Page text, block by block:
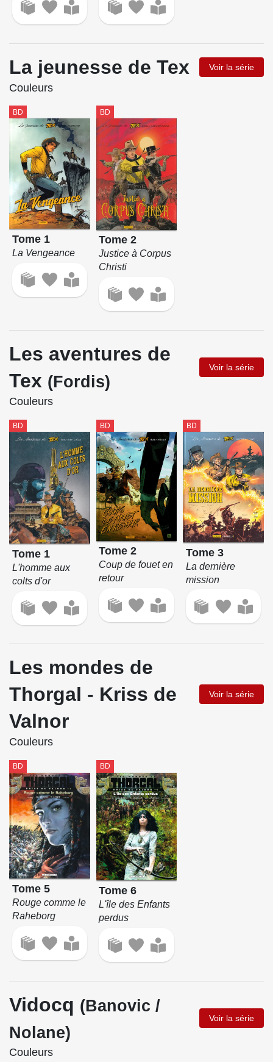
La jeunesse de Tex Voir la série
Couleurs
BD
Tome 1
La Vengeance
BD
Tome 2
Justice à Corpus
Christi
Les aventures de
Tex (Fordis)
Voir la série
Couleurs
BD
Tome 1
L'homme aux
colts d'or
BD
Tome 2
Coup de fouet en
retour
BD
Tome 3
La dernière
mission
Les mondes de
Thorgal - Kriss de
Valnor
Voir la série
Couleurs
BD
Tome 5
Rouge comme le
Raheborg
BD
Tome 6
L'île des Enfants
perdus
Vidocq (Banovic /
Nolane)
Voir la série
Couleurs